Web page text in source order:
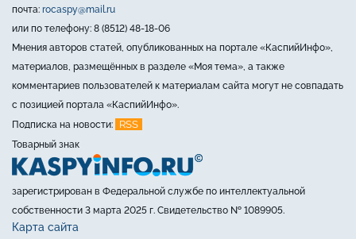
почта: rocaspy@mail.ru
или по телефону: 8 (8512) 48-18-06
Мнения авторов статей, опубликованных на портале «КаспийИнфо»,
материалов, размещённых в разделе «Моя тема», а также
комментариев пользователей к материалам сайта могут не совпадать
с позицией портала «КаспийИнфо».
Подписка на новости:
RSS
Товарный знак
зарегистрирован в Федеральной службе по интеллектуальной
собственности 3 марта 2025 г. Свидетельство № 1089905.
Карта сайта